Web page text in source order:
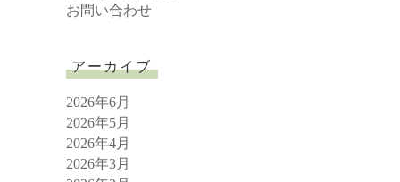
お問い合わせ
アーカイブ
2026年6月
2026年5月
2026年4月
2026年3月